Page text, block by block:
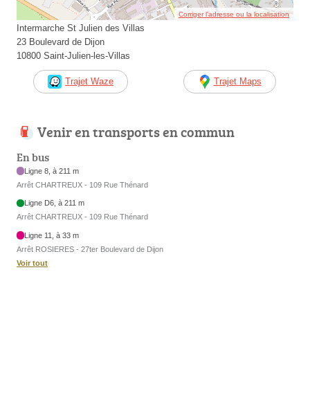
Corriger l’adresse ou la localisation
Intermarche St Julien des Villas
23 Boulevard de Dijon
10800 Saint-Julien-les-Villas
Trajet Waze Trajet Maps
Venir en transports en commun
En bus
Ligne 8, à 211 m
Arrêt CHARTREUX - 109 Rue Thénard
Ligne D6, à 211 m
Arrêt CHARTREUX - 109 Rue Thénard
Ligne 11, à 33 m
Arrêt ROSIERES - 27ter Boulevard de Dijon
Voir tout